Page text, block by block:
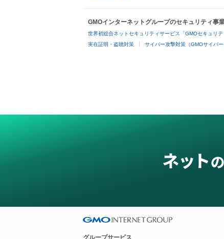
GMOインターネットグループのセキュリティ事
世界初総合ネットセキュリティサービス「GMOセキュリテ
実在証明・盗聴対策 サイバー攻撃対策（GMOサイバ
グループサービス